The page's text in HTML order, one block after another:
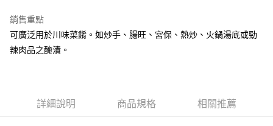
(請點開選項勾選)
每筆NT$250
銷售重點
可廣泛用於川味菜餚。如炒手、腸旺、宮保、熱炒、火鍋湯底或勁
辣肉品之醃漬。
詳細說明 商品規格 相關推薦